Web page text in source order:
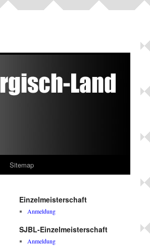
Sitemap
Einzelmeisterschaft
Anmeldung
SJBL-Einzelmeisterschaft
Anmeldung